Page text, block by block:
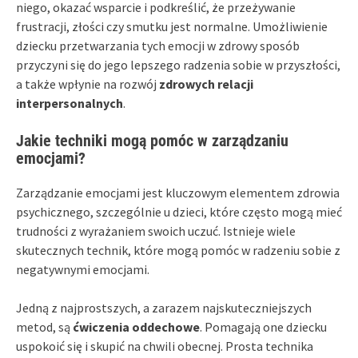
niego, okazać wsparcie i podkreślić, że przeżywanie
frustracji, złości czy smutku jest normalne. Umożliwienie
dziecku przetwarzania tych emocji w zdrowy sposób
przyczyni się do jego lepszego radzenia sobie w przyszłości,
a także wpłynie na rozwój zdrowych relacji
interpersonalnych.
Jakie techniki mogą pomóc w zarządzaniu
emocjami?
Zarządzanie emocjami jest kluczowym elementem zdrowia
psychicznego, szczególnie u dzieci, które często mogą mieć
trudności z wyrażaniem swoich uczuć. Istnieje wiele
skutecznych technik, które mogą pomóc w radzeniu sobie z
negatywnymi emocjami.
Jedną z najprostszych, a zarazem najskuteczniejszych
metod, są ćwiczenia oddechowe. Pomagają one dziecku
uspokoić się i skupić na chwili obecnej. Prosta technika